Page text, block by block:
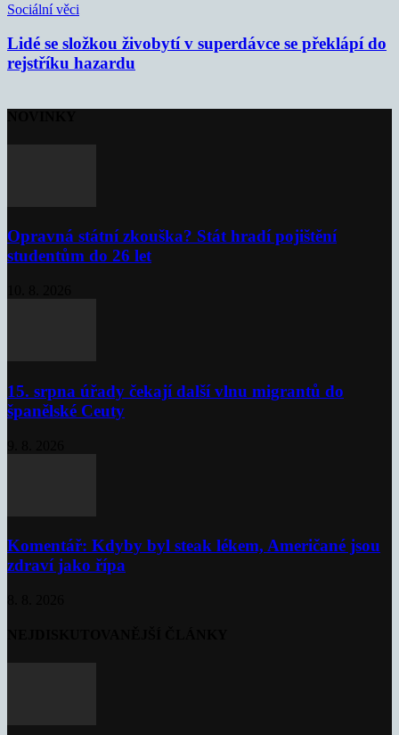
Sociální věci
Lidé se složkou živobytí v superdávce se překlápí do
rejstříku hazardu
Opravná státní zkouška? Stát hradí pojištění
studentům do 26 let
15. srpna úřady čekají další vlnu migrantů do
španělské Ceuty
Komentář: Kdyby byl steak lékem, Američané jsou
zdraví jako řípa